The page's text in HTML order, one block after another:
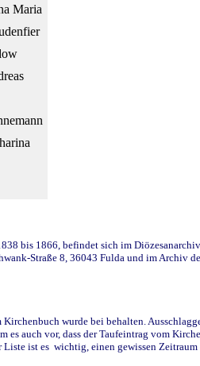
Maria
bis 1866, befindet sich im
Straße 8, 36043 Fulda und im Archiv
wurde bei behalten.
es auch vor, dass der Taufeintrag vom
ist es wichtig, einen gewissen